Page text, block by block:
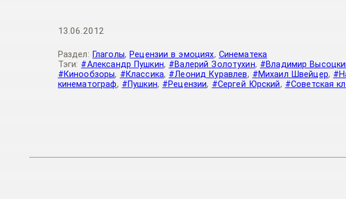
13.06.2012
Раздел: Глаголы, Рецензии в эмоциях, Синематека
Тэги: #Александр Пушкин, #Валерий Золотухин, #Владимир
#Кинообзоры, #Классика, #Леонид Куравлев, #Михаил Швейцер,
кинематограф, #Пушкин, #Рецензии, #Сергей Юрский, #Советская